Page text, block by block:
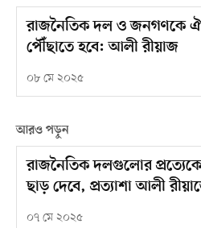
রাজনৈতিক দল ও জনগণকে
পৌঁছাতে হবে: আলী রীয়াজ
০৮ মে ২০২৫
আরও পড়ুন
রাজনৈতিক দলগুলোর
ছাড় দেবে, প্রত্যাশা আলী
০৭ মে ২০২৫